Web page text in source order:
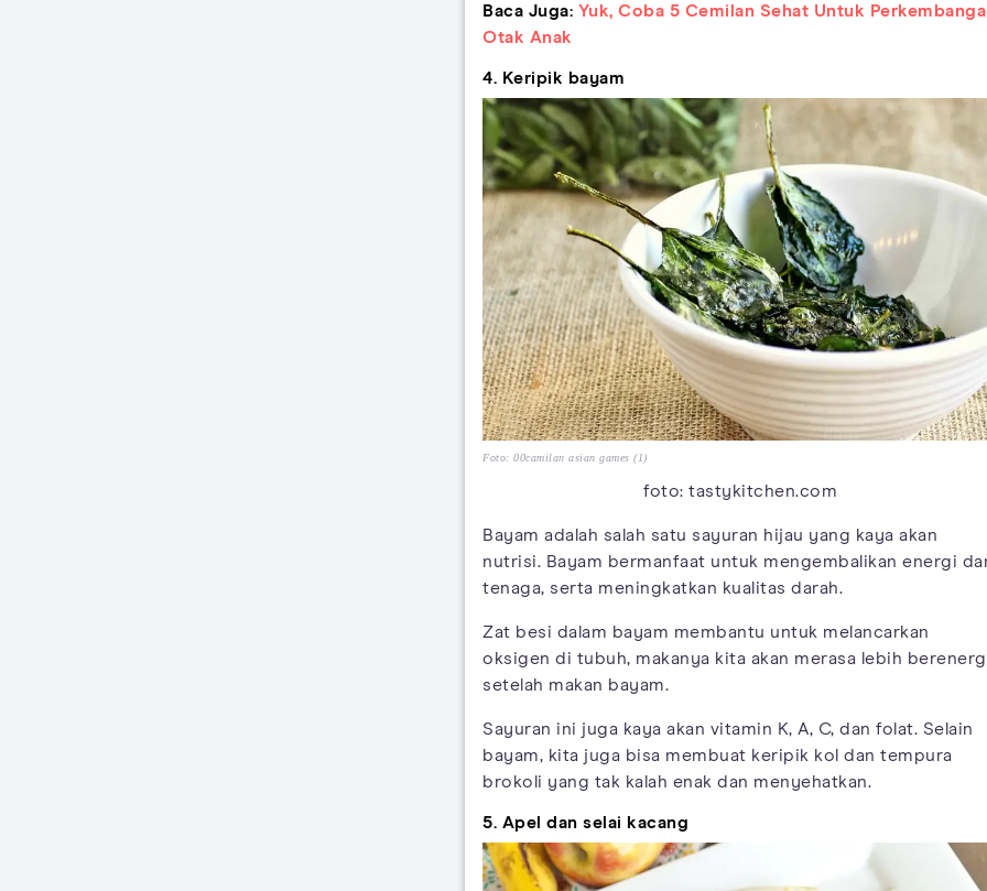
Baca Juga: Yuk, Coba 5 Cemilan Sehat Untuk
Otak Anak
4. Keripik bayam
Foto: 00camilan asian games (1)
foto: tastykitchen.com
Bayam adalah salah satu sayuran hijau yang kaya akan
nutrisi. Bayam bermanfaat untuk mengembalikan energi
tenaga, serta meningkatkan kualitas darah.
Zat besi dalam bayam membantu untuk melancarkan
oksigen di tubuh, makanya kita akan merasa lebih
setelah makan bayam.
Sayuran ini juga kaya akan vitamin K, A, C, dan folat. Selain
bayam, kita juga bisa membuat keripik kol dan tempura
brokoli yang tak kalah enak dan menyehatkan.
5. Apel dan selai kacang